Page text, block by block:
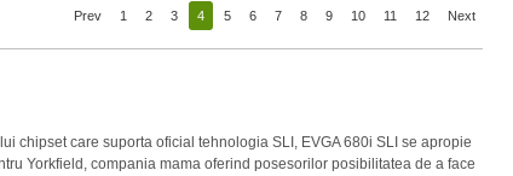
Prev 1 2 3 4 5 6 7 8 9 10 11 12 Next
chipset care suporta oficial tehnologia SLI, EVGA 680i SLI se apropie
Yorkfield, compania mama oferind posesorilor posibilitatea de a face